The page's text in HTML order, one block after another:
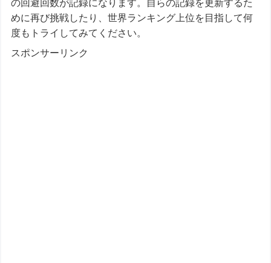
の回避回数が記録になります。自らの記録を更新するた
めに再び挑戦したり、世界ランキング上位を目指して何
度もトライしてみてください。
スポンサーリンク